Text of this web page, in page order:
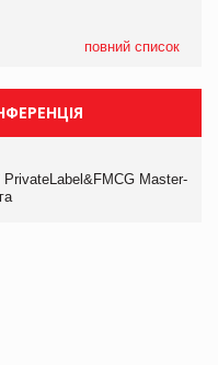
повний список
PrivateLabel&FMCG Master-